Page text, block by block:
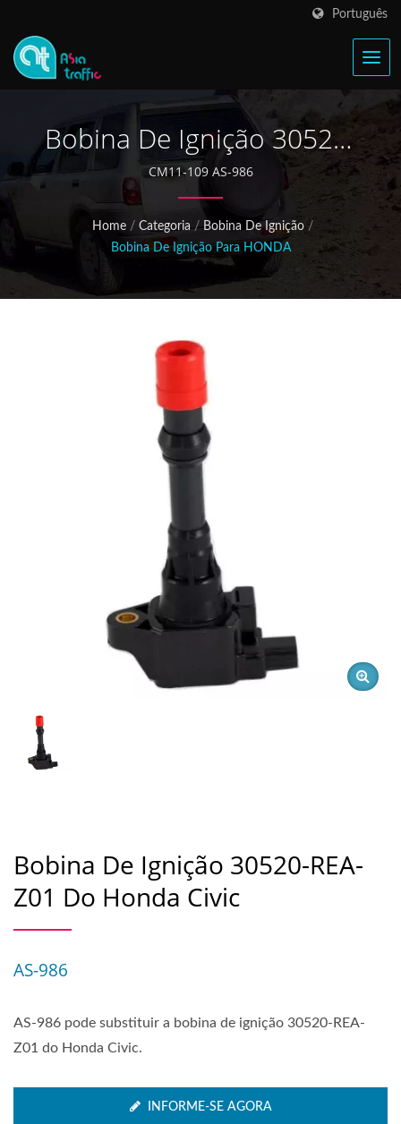
Português
Bobina De Ignição 30520-
REA-Z01 Do Honda Civic
CM11-109 AS-986
Home / Categoria / Bobina De Ignição /
Bobina De Ignição Para HONDA
Bobina De Ignição 30520-REA-
Z01 Do Honda Civic
AS-986
AS-986 pode substituir a bobina de ignição 30520-REA-
Z01 do Honda Civic.
INFORME-SE AGORA